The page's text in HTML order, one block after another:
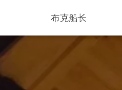
布克船长